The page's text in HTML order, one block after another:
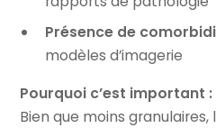
Présence de
modèles d’imagerie
Pourquoi c’est important :
Bien que moins granulaires,